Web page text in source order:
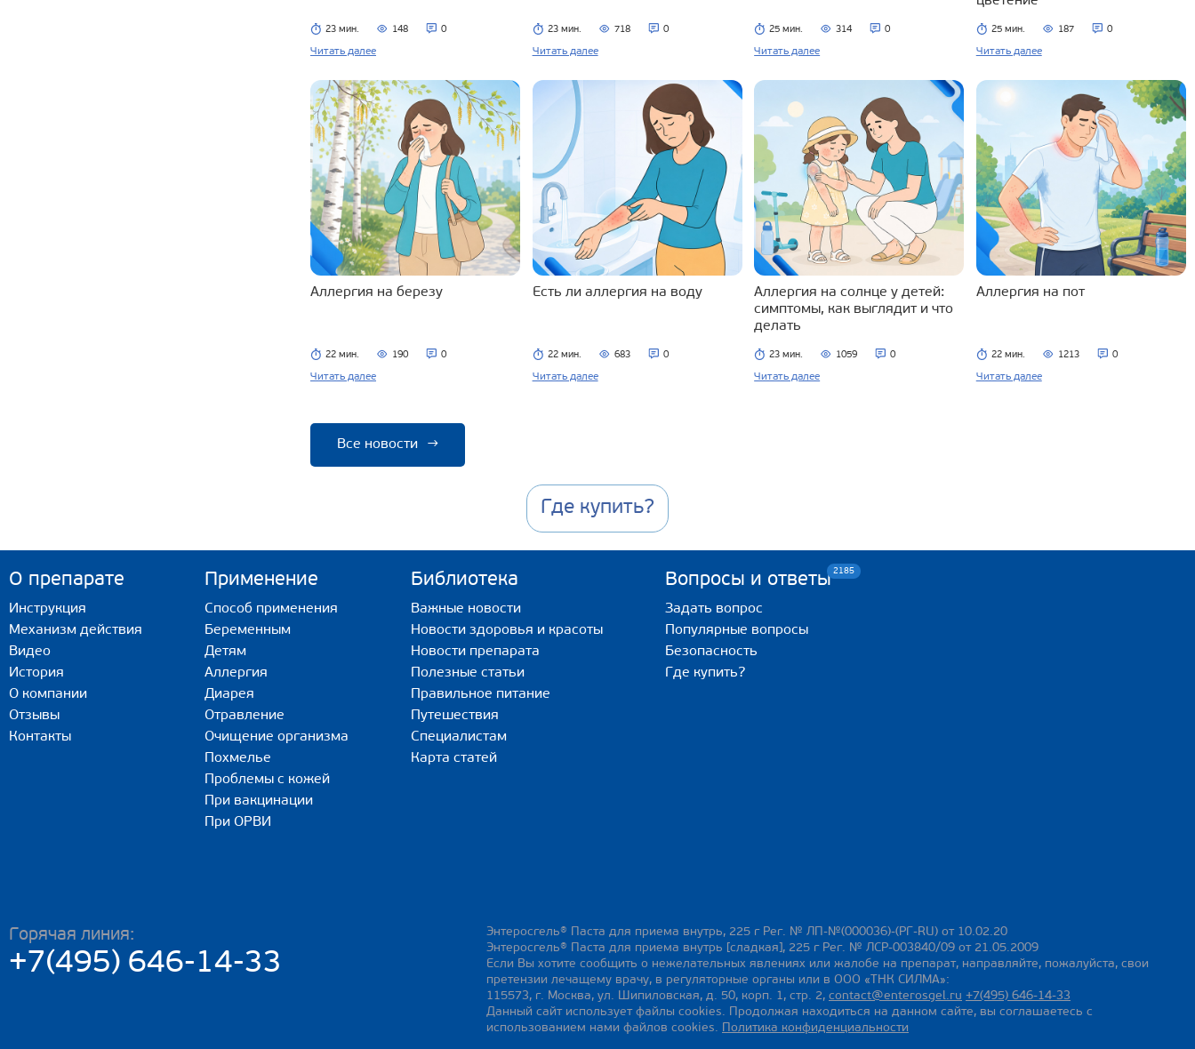
23 мин. 148 0
Читать далее
23 мин. 718 0
Читать далее
25 мин. 314 0
Читать далее
25 мин. 187 0
Читать далее
Аллергия на березу
22 мин. 190 0
Читать далее
Есть ли аллергия на воду
22 мин. 683 0
Читать далее
Аллергия на солнце у детей:
симптомы, как выглядит и что
делать
23 мин. 1059 0
Читать далее
Аллергия на пот
22 мин. 1213 0
Читать далее
Все новости →
Где купить?
О препарате
Инструкция
Механизм действия
Видео
История
О компании
Отзывы
Контакты
Применение
Способ применения
Беременным
Детям
Аллергия
Диарея
Отравление
Очищение организма
Похмелье
Проблемы с кожей
При вакцинации
При ОРВИ
Библиотека
Важные новости
Новости здоровья и красоты
Новости препарата
Полезные статьи
Правильное питание
Путешествия
Специалистам
Карта статей
Вопросы и ответы2185
Задать вопрос
Популярные вопросы
Безопасность
Где купить?
Горячая линия:
+7(495) 646-14-33
Энтеросгель® Паста для приема внутрь, 225 г Рег. № ЛП-№(000036)-(РГ-RU) от 10.02.20
Энтеросгель® Паста для приема внутрь [сладкая], 225 г Рег. № ЛСР-003840/09 от 21.05.2009
Если Вы хотите сообщить о нежелательных явлениях или жалобе на препарат, направляйте, пожалуйста, свои
претензии лечащему врачу, в регуляторные органы или в ООО «ТНК СИЛМА»:
115573, г. Москва, ул. Шипиловская, д. 50, корп. 1, стр. 2, contact@enterosgel.ru +7(495) 646-14-33
Данный сайт использует файлы cookies. Продолжая находиться на данном сайте, вы соглашаетесь с
использованием нами файлов cookies. Политика конфиденциальности